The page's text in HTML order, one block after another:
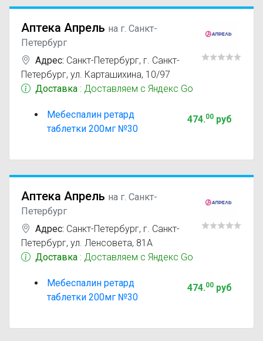
Аптека Апрель на г. Санкт-
Петербург
Адрес: Санкт-Петербург, г. Санкт-
Петербург, ул. Карташихина, 10/97
Доставка : Доставляем с Яндекс Go
Мебеспалин ретард
таблетки 200мг №30
474.00руб
Аптека Апрель на г. Санкт-
Петербург
Адрес: Санкт-Петербург, г. Санкт-
Петербург, ул. Ленсовета, 81А
Доставка : Доставляем с Яндекс Go
Мебеспалин ретард
таблетки 200мг №30
474.00руб